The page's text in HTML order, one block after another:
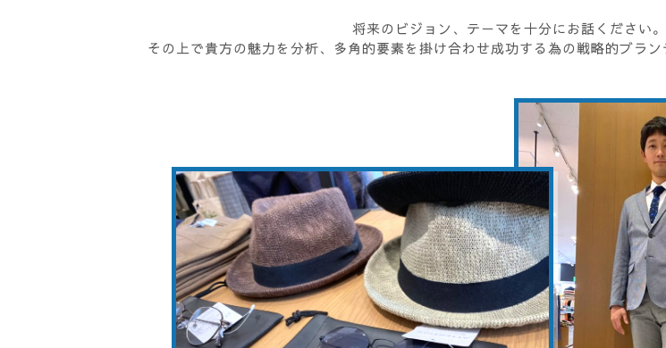
将来のビジョン、テーマを十分にお話ください。
その上で貴方の魅力を分析、多角的要素を掛け合わせ成功する為の戦略的ブラン